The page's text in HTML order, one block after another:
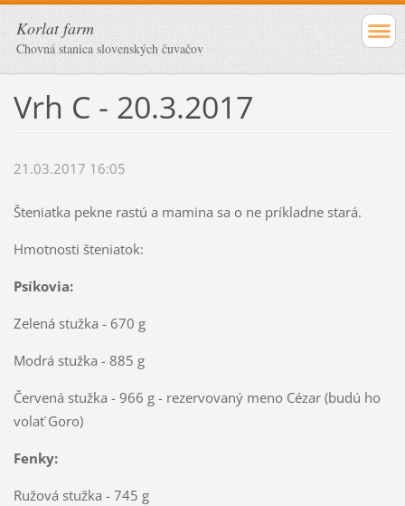
Korlat farm
Chovná stanica slovenských čuvačov
Vrh C - 20.3.2017
21.03.2017 16:05
Šteniatka pekne rastú a mamina sa o ne príkladne stará.
Hmotnosti šteniatok:
Psíkovia:
Zelená stužka - 670 g
Modrá stužka - 885 g
Červená stužka - 966 g - rezervovaný meno Cézar (budú ho
volať Goro)
Fenky:
Ružová stužka - 745 g